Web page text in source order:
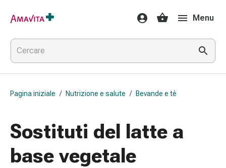
Medicamenti
e
trattamenti
Lesioni
cutanee
e
Compresse
elastiche
per
Menu
Pagina iniziale / Nutrizione e salute / Bevande e tè
Sostituti del latte a
base vegetale